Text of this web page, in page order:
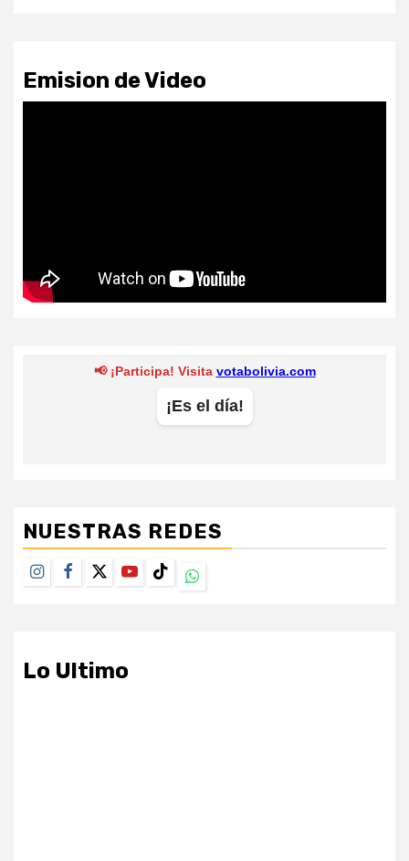
Emision de Video
NUESTRAS REDES
Instagram
Facebook
TwitterYoutubeTikTokWhatsapp
Lo Ultimo